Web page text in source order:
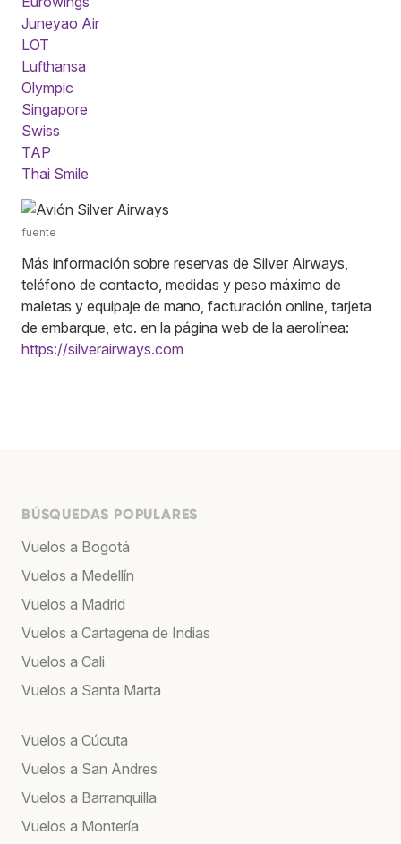
Juneyao Air
LOT
Lufthansa
Olympic
Singapore
Swiss
TAP
Thai Smile
fuente
Más información sobre reservas de Silver Airways,
teléfono de contacto, medidas y peso máximo de
maletas y equipaje de mano, facturación online, tarjeta
de embarque, etc. en la página web de la aerolínea:
https://silverairways.com
BÚSQUEDAS POPULARES
Vuelos a Bogotá
Vuelos a Medellín
Vuelos a Madrid
Vuelos a Cartagena de Indias
Vuelos a Cali
Vuelos a Santa Marta
Vuelos a Cúcuta
Vuelos a San Andres
Vuelos a Barranquilla
Vuelos a Montería